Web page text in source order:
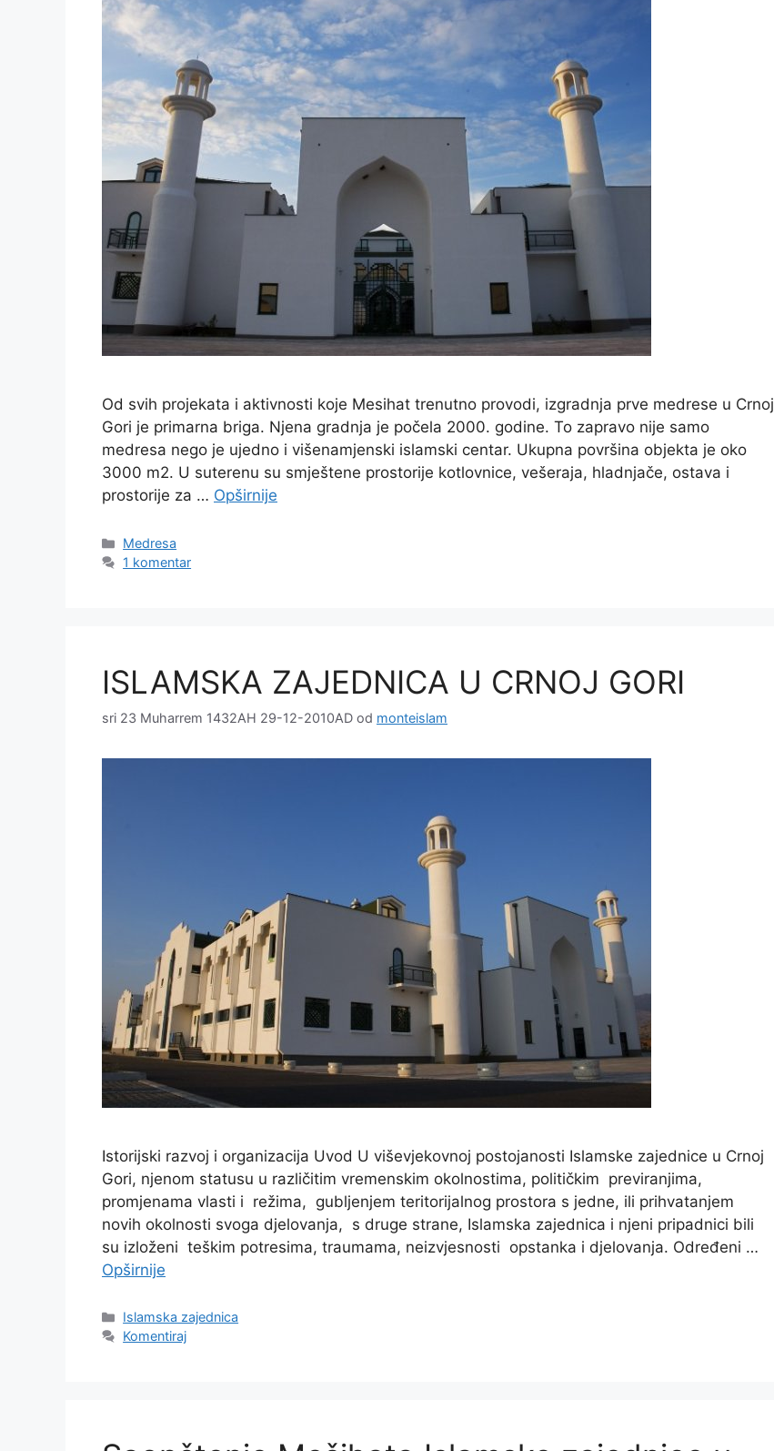
Od svih projekata i aktivnosti koje Mesihat trenutno provodi, izgradnja prve medrese u Crnoj
Gori je primarna briga. Njena gradnja je počela 2000. godine. To zapravo nije samo
medresa nego je ujedno i višenamjenski islamski centar. Ukupna površina objekta je oko
3000 m2. U suterenu su smještene prostorije kotlovnice, vešeraja, hladnjače, ostava i
prostorije za … Opširnije
Kategorije
Medresa
1 komentar
ISLAMSKA ZAJEDNICA U CRNOJ GORI
sri 23 Muharrem 1432AH 29-12-2010AD od monteislam
Istorijski razvoj i organizacija Uvod U viševjekovnoj postojanosti Islamske zajednice u Crnoj
Gori, njenom statusu u različitim vremenskim okolnostima, političkim previranjima,
promjenama vlasti i režima, gubljenjem teritorijalnog prostora s jedne, ili prihvatanjem
novih okolnosti svoga djelovanja, s druge strane, Islamska zajednica i njeni pripadnici bili
su izloženi teškim potresima, traumama, neizvjesnosti opstanka i djelovanja. Određeni …
Opširnije
Kategorije
Islamska zajednica
Komentiraj